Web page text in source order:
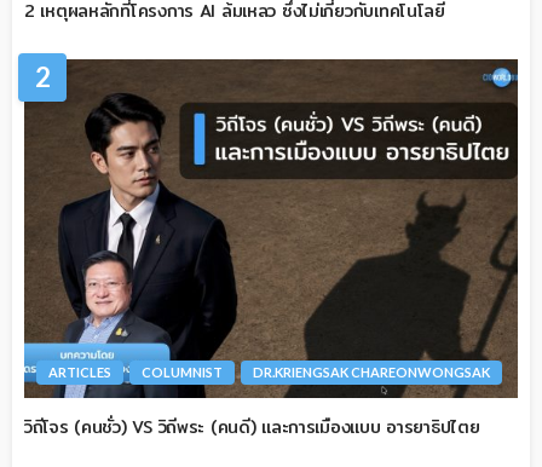
2 เหตุผลหลักที่โครงการ AI ล้มเหลว ซึ่งไม่เกี่ยวกับเทคโนโลยี
2
ARTICLES COLUMNIST DR.KRIENGSAK CHAREONWONGSAK
วิถีโจร (คนชั่ว) VS วิถีพระ (คนดี) และการเมืองแบบ อารยาธิปไตย